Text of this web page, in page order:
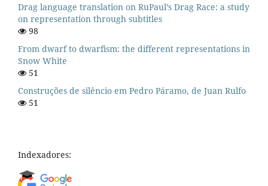
Drag language translation on RuPaul’s Drag Race: a study
on representation through subtitles
98
From dwarf to dwarfism: the different representations in
Snow White
51
Construções de silêncio em Pedro Páramo, de Juan Rulfo
51
Indexadores: